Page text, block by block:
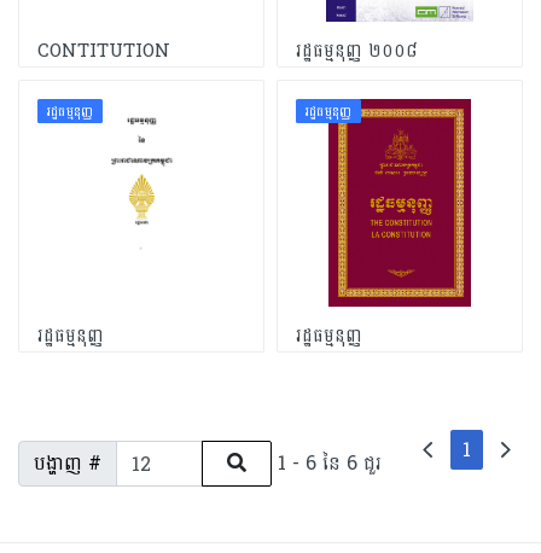
CONTITUTION រដ្ឋធម្មនុញ្ញ ២០០៨
រដ្ឋធម្មនុញ្ញ
រដ្ឋធម្មនុញ្ញ
រដ្ឋធម្មនុញ្ញ
រដ្ឋធម្មនុញ្ញ
បង្ហាញ # 1 - 6 នៃ 6 ជួរ 1